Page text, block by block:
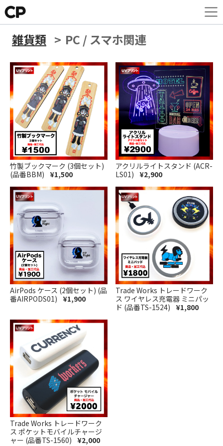
雑貨類 PC / スマホ関連
竹製ブックマーク (3個セット)
(品番BBM) ¥1,500
アクリルライトスタンド (ACR-
LS01) ¥2,900
AirPods ケース (2個セット) (品
番AIRPODS01) ¥1,900
Trade Works トレードワーク
ス ワイヤレス充電器 ミニパッ
ド (品番TS-1524) ¥1,800
Trade Works トレードワーク
ス ポケットモバイルチャージ
ャー (品番TS-1560) ¥2,000